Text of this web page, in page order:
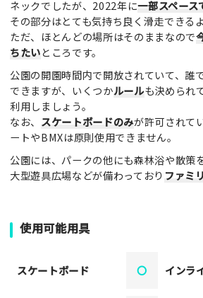
ネックでしたが、2022年に一部スペース
その部分はとても気持ち良く滑走できる
ただ、ほとんどの場所はそのままなので
ちたいところです。
公園の開園時間内で開放されていて、誰
できますが、いくつかルールも決められ
利用しましょう。
なお、 スケートボードのみが許可されて
ートやBMXは原則使用できません。
公園には、パークの他にも森林浴や散策
大型遊具広場などが備わっており ファミ
使用可能用具
スケートボード 〇 インラ